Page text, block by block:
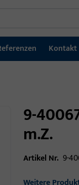
Kontakt
9-
m.Z.
Artikel Nr. 9-